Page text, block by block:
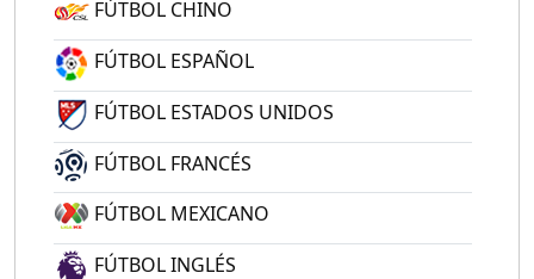
FÚTBOL CHINO
FÚTBOL ESPAÑOL
FÚTBOL ESTADOS UNIDOS
FÚTBOL FRANCÉS
FÚTBOL MEXICANO
FÚTBOL INGLÉS